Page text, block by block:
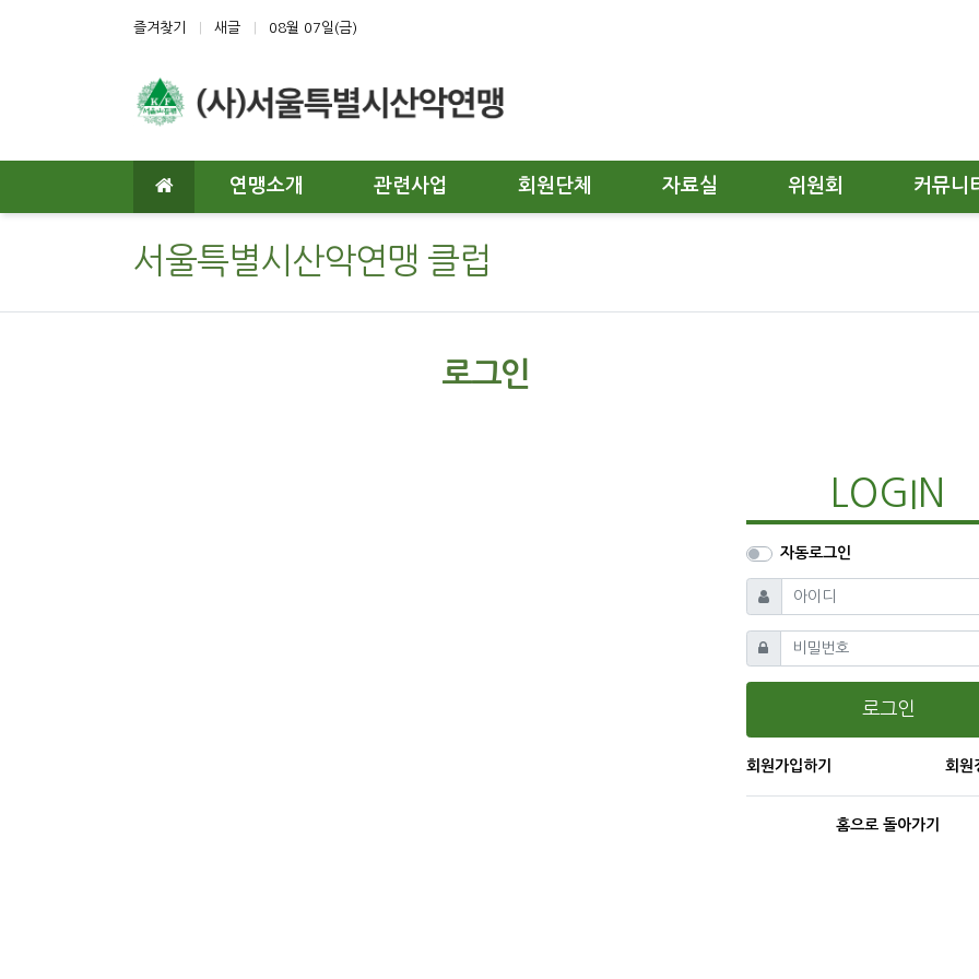
즐겨찾기 새글 08월 07일(금)
연맹소개 관련사업 회원단체 자료실 위원회 커뮤니
서울특별시산악연맹 클럽
로그인
LOGIN
자동로그인
아이디 필수
비밀번호필수
로그인
회원가입하기 회원
홈으로 돌아가기